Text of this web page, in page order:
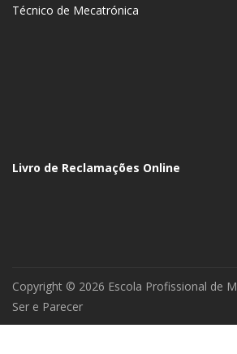
Técnico de Mecatrónica
Livro de Reclamações Online
Copyright © 2026 Escola Profissional de
Ser e Parecer